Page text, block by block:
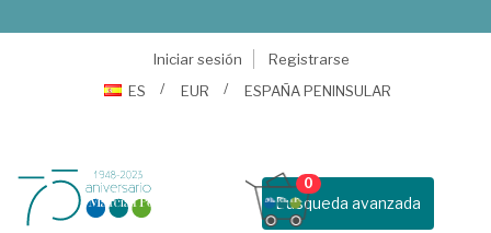
Iniciar sesión
Registrarse
ES
EUR ESPAÑA PENINSULAR
Busqueda avanzada
0